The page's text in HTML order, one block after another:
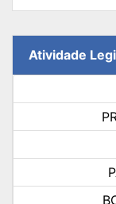
Atividade